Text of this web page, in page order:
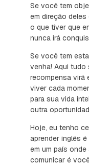
Se você tem
em direção
o que tiver que
nunca irá
Se você tem
venha! Aqui tudo
recompensa virá
viver cada
para sua vida
outra
Hoje, eu tenho
aprender inglês
em um país
comunicar é